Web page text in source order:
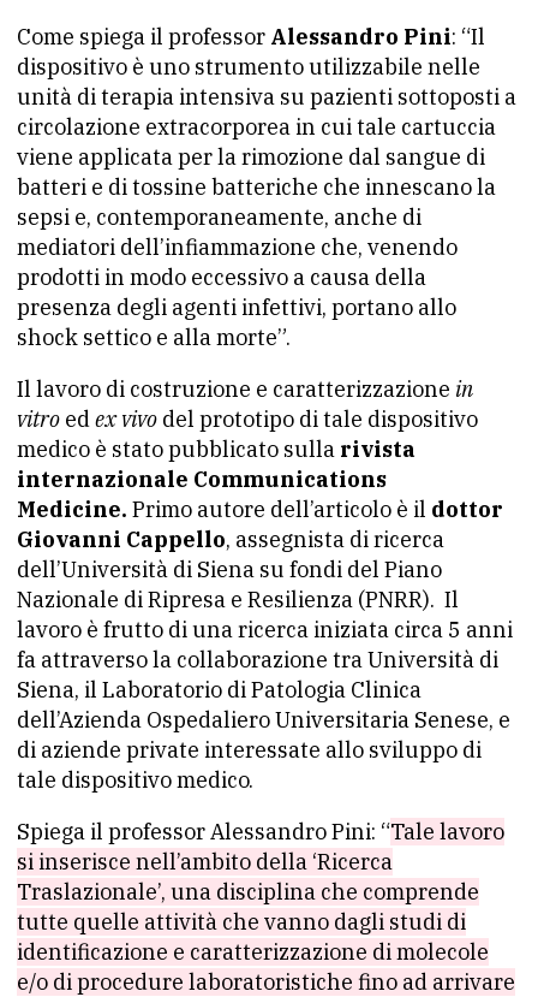
Come spiega il professor Alessandro Pini: “Il
dispositivo è uno strumento utilizzabile nelle
unità di terapia intensiva su pazienti sottoposti a
circolazione extracorporea in cui tale cartuccia
viene applicata per la rimozione dal sangue di
batteri e di tossine batteriche che innescano la
sepsi e, contemporaneamente, anche di
mediatori dell’infiammazione che, venendo
prodotti in modo eccessivo a causa della
presenza degli agenti infettivi, portano allo
shock settico e alla morte”.​
Il lavoro di costruzione e caratterizzazione in
vitro edex vivo del prototipo di tale dispositivo
medico è stato pubblicato sulla rivista
internazionale Communications
Medicine. Primo autore dell’articolo è il dottor
Giovanni Cappello, assegnista di ricerca
dell’Università di Siena su fondi del Piano
Nazionale di Ripresa e Resilienza (PNRR). Il
lavoro è frutto di una ricerca iniziata circa 5 anni
fa attraverso la collaborazione tra Università di
Siena, il Laboratorio di Patologia Clinica
dell’Azienda Ospedaliero Universitaria Senese, e
di aziende private interessate allo sviluppo di
tale dispositivo medico.
Spiega il professor Alessandro Pini: “Tale lavoro
si inserisce nell’ambito della ‘Ricerca
Traslazionale’, una disciplina che comprende
tutte quelle attività che vanno dagli studi di
identificazione e caratterizzazione di molecole
e/o di procedure laboratoristiche fino ad arrivare